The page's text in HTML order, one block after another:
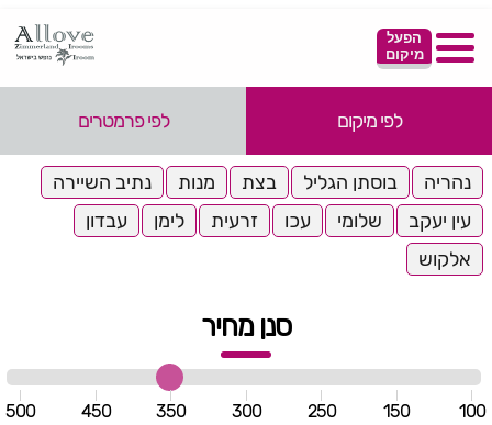
הפעל
מיקום
לפי מיקום לפי פרמטרים
נהריה בוסתן הגליל בצת מנות
נתיב השיירה
עין יעקב
שלומי עכו זרעית לימן
עבדון
אלקוש
סנן מחיר
100
150
250
300
350
450
500